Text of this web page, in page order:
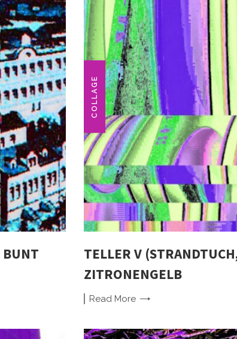
BUNT
COLLAGE
TELLER V
ZITRONENGELB
Read More